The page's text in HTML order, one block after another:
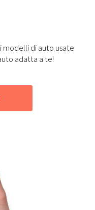
modelli di auto usate
adatta a te!